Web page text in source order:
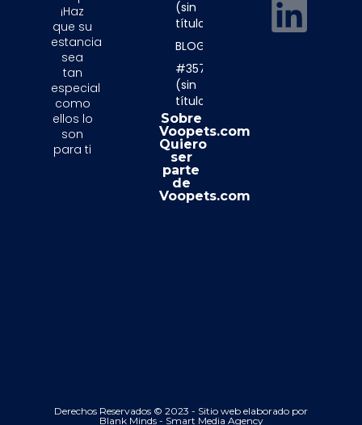
¡Haz
que su
estancia
sea
tan
especial
como
ellos lo
son
para ti
(sin
título)
BLOG
#357
(sin
título)
Sobre
Voopets.com
Quiero
ser
parte
de
Voopets.com
Derechos Reservados © 2023 - Sitio web elaborado por
Blank Minds - Smart Media Agency